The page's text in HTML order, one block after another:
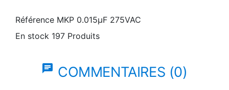
Référence MKP 0.015µF 275VAC
En stock 197 Produits
chat COMMENTAIRES (0)